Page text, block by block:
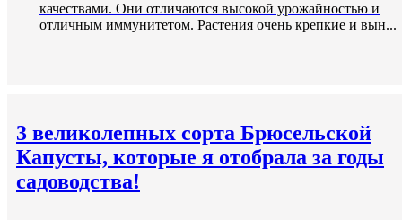
качествами. Они отличаются высокой урожайностью и
отличным иммунитетом. Растения очень крепкие и вын...
3 великолепных сорта Брюсельской
Капусты, которые я отобрала за годы
садоводства!